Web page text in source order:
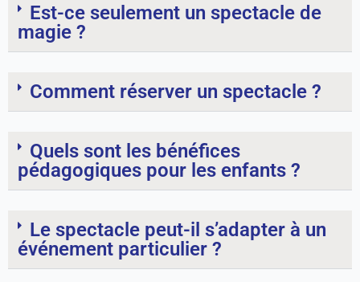
Est-ce seulement un spectacle de
magie ?
Comment réserver un spectacle ?
Quels sont les bénéfices
pédagogiques pour les enfants ?
Le spectacle peut-il s’adapter à un
événement particulier ?